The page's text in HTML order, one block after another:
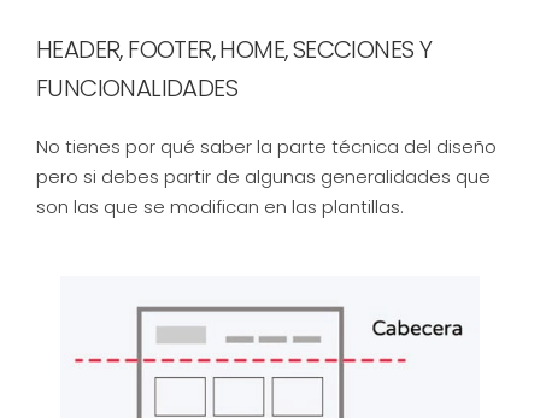
HEADER, FOOTER, HOME, SECCIONES Y
FUNCIONALIDADES
No tienes por qué saber la parte técnica del diseño
pero si debes partir de algunas generalidades que
son las que se modifican en las plantillas.